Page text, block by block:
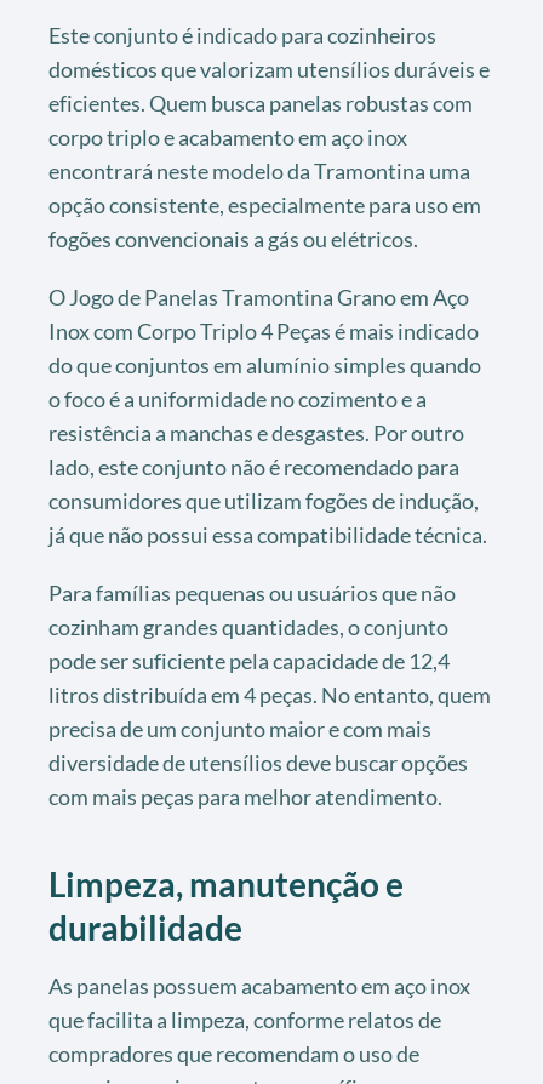
Este conjunto é indicado para cozinheiros
domésticos que valorizam utensílios duráveis e
eficientes. Quem busca panelas robustas com
corpo triplo e acabamento em aço inox
encontrará neste modelo da Tramontina uma
opção consistente, especialmente para uso em
fogões convencionais a gás ou elétricos.
O Jogo de Panelas Tramontina Grano em Aço
Inox com Corpo Triplo 4 Peças é mais indicado
do que conjuntos em alumínio simples quando
o foco é a uniformidade no cozimento e a
resistência a manchas e desgastes. Por outro
lado, este conjunto não é recomendado para
consumidores que utilizam fogões de indução,
já que não possui essa compatibilidade técnica.
Para famílias pequenas ou usuários que não
cozinham grandes quantidades, o conjunto
pode ser suficiente pela capacidade de 12,4
litros distribuída em 4 peças. No entanto, quem
precisa de um conjunto maior e com mais
diversidade de utensílios deve buscar opções
com mais peças para melhor atendimento.
Limpeza, manutenção e
durabilidade
As panelas possuem acabamento em aço inox
que facilita a limpeza, conforme relatos de
compradores que recomendam o uso de